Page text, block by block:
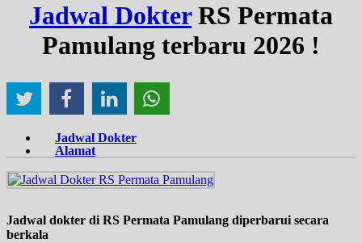
Jadwal DokterRS Permata
Pamulang terbaru 2026 !
Jadwal Dokter
Alamat
Jadwal dokter di RS Permata Pamulang diperbarui secara
berkala